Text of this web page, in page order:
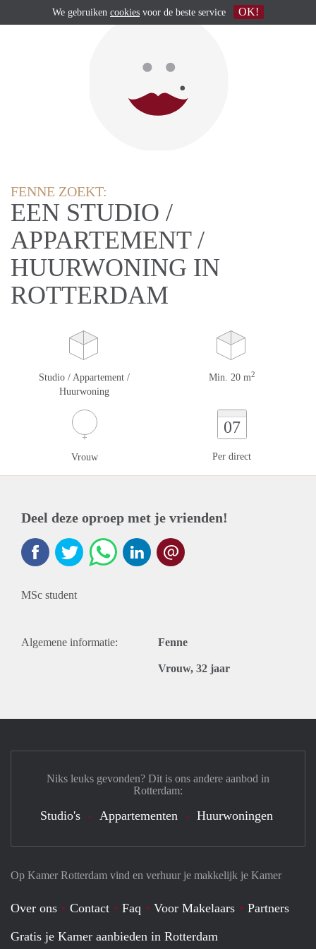
FENNE ZOEKT:
EEN STUDIO /
APPARTEMENT /
HUURWONING IN
ROTTERDAM
Studio / Appartement /
Huurwoning
Min. 20 m2
Vrouw
07
Per direct
Deel deze oproep met je vrienden!
MSc student
Algemene informatie: Fenne
Vrouw, 32 jaar
Op Kamer Rotterdam vind en verhuur je makkelijk je Kamer
Over ons Contact Faq Voor Makelaars
Partners
Gratis je Kamer aanbieden in Rotterdam
Niks leuks gevonden? Dit is ons andere aanbod in
Rotterdam:
Studio's Appartementen Huurwoningen
We gebruiken cookies voor de beste service OK!